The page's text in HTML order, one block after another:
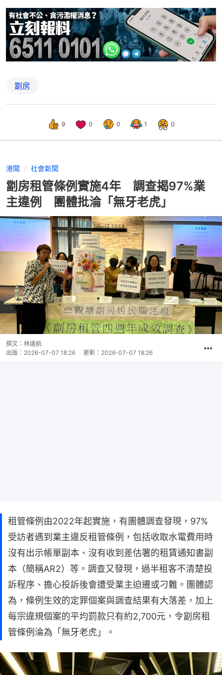
劏房
9 0 0 1 0
港聞 社會新聞
劏房租管條例實施4年 調查揭97%業
主違例 團體批淪「無牙老虎」
撰文： 林遠航
出版： 2026-07-07 18:26 更新： 2026-07-07 18:26
租管條例由2022年起實施，有團體調查發現，97%
受訪者遇到業主違反租管條例，包括收取水電費用時
沒有出示帳單副本、沒有收到差估署的租賃通知書副
本（簡稱AR2）等。調查又發現，過半租客不清楚投
訴程序、擔心投訴後會遭受業主迫遷或刁難。團體認
為，條例生效的定罪個案與調查結果有大落差，加上
每宗違規個案的平均罰款只有約2,700元，令劏房租
管條例淪為「無牙老虎」。